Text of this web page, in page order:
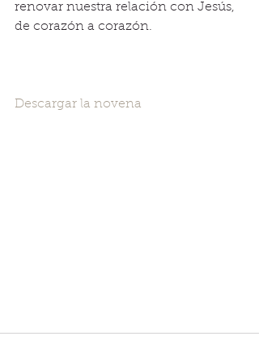
renovar nuestra relación con Jesús,
de corazón a corazón.
Descargar la novena